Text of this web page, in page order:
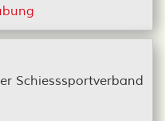
Schiesssportverband